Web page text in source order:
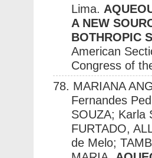
Lima.
A NEW
BOTHROPIC
American
Congress of
78. MARIANA
Fernandes
SOUZA; Karla
FURTADO,
de Melo;